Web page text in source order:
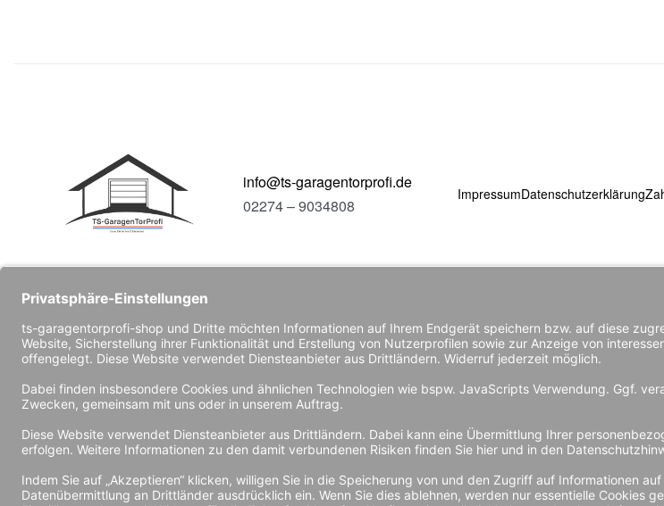
info@ts-garagentorprofi.de
02274 – 9034808
ImpressumDatenschutzerklärung
© 2024TS-GaragenTorProfi. Alle Rechte vorbehalten.